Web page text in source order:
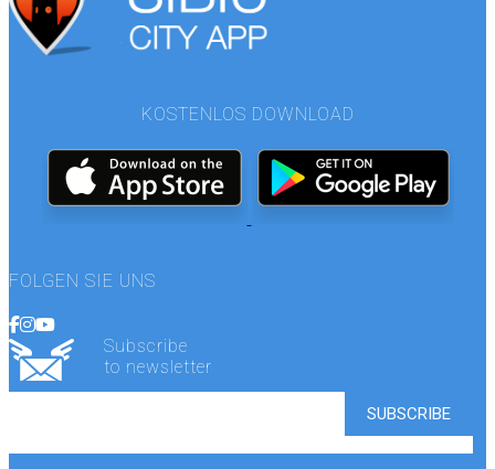
KOSTENLOS DOWNLOAD
FOLGEN SIE UNS
Subscribe
to newsletter